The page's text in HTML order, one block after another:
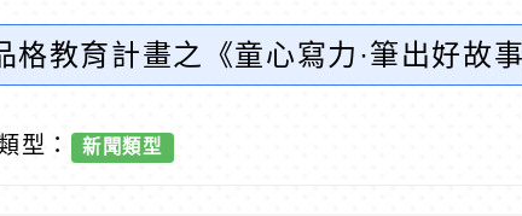
教育計畫之《童心寫力·筆出好故
型： 新聞類型